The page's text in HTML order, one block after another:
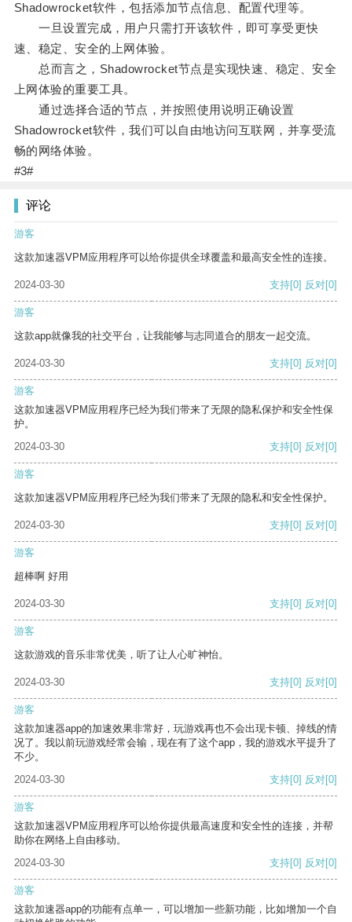
Shadowrocket软件，包括添加节点信息、配置代理等。
一旦设置完成，用户只需打开该软件，即可享受更快
速、稳定、安全的上网体验。
总而言之，Shadowrocket节点是实现快速、稳定、安全
上网体验的重要工具。
通过选择合适的节点，并按照使用说明正确设置
Shadowrocket软件，我们可以自由地访问互联网，并享受流
畅的网络体验。
#3#
评论
游客
这款加速器VPM应用程序可以给你提供全球覆盖和最高安全性的连接。
2024-03-30 支持[0] 反对[0]
游客
这款app就像我的社交平台，让我能够与志同道合的朋友一起交流。
2024-03-30 支持[0] 反对[0]
游客
这款加速器VPM应用程序已经为我们带来了无限的隐私保护和安全性保
护。
2024-03-30
支持[0] 反对[0]
游客
这款加速器VPM应用程序已经为我们带来了无限的隐私和安全性保护。
2024-03-30 支持[0] 反对[0]
游客
超棒啊 好用
2024-03-30 支持[0] 反对[0]
游客
这款游戏的音乐非常优美，听了让人心旷神怡。
2024-03-30 支持[0] 反对[0]
游客
这款加速器app的加速效果非常好，玩游戏再也不会出现卡顿、掉线的情
况了。我以前玩游戏经常会输，现在有了这个app，我的游戏水平提升了
不少。
2024-03-30
支持[0] 反对[0]
游客
这款加速器VPM应用程序可以给你提供最高速度和安全性的连接，并帮
助你在网络上自由移动。
2024-03-30
支持[0] 反对[0]
游客
这款加速器app的功能有点单一，可以增加一些新功能，比如增加一个自